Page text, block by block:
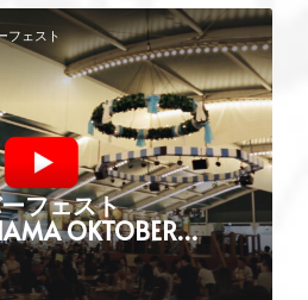
フェスト
フェスト
OKTOBER